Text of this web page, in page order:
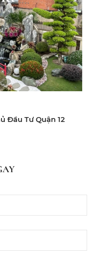
Đầu Tư Quận 12